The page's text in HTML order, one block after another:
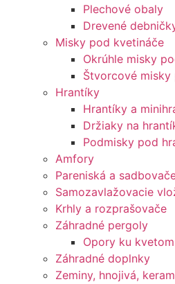
Plechové obaly
Drevené
Misky pod kvetináče
Okrúhle misky
Štvorcové
Hrantíky
Hrantíky a
Držiaky na
Podmisky pod
Amfory
Pareniská a
Samozavlažovacie
Krhly a rozprašovače
Záhradné pergoly
Opory ku
Záhradné doplnky
Zeminy, hnojivá,